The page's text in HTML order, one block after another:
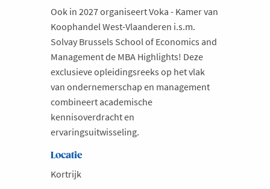
Ook in 2027 organiseert Voka - Kamer van
Koophandel West-Vlaanderen i.s.m.
Solvay Brussels School of Economics and
Management de MBA Highlights! Deze
exclusieve opleidingsreeks op het vlak
van ondernemerschap en management
combineert academische
kennisoverdracht en
ervaringsuitwisseling.
Locatie
Kortrijk
Milieu
Mobiliteit
Netwerking
Opvolging en Overname
Persoonlijke vaardigheden
Retail
Ruimtelijke ordening en Infrastructuur